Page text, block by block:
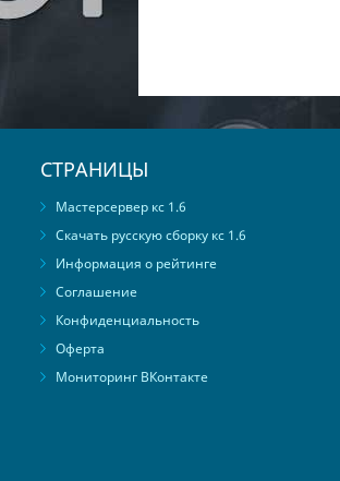
СТРАНИЦЫ
Мастерсервер кс 1.6
Скачать русскую сборку кс 1.6
Информация о рейтинге
Соглашение
Конфиденциальность
Оферта
Мониторинг ВКонтакте